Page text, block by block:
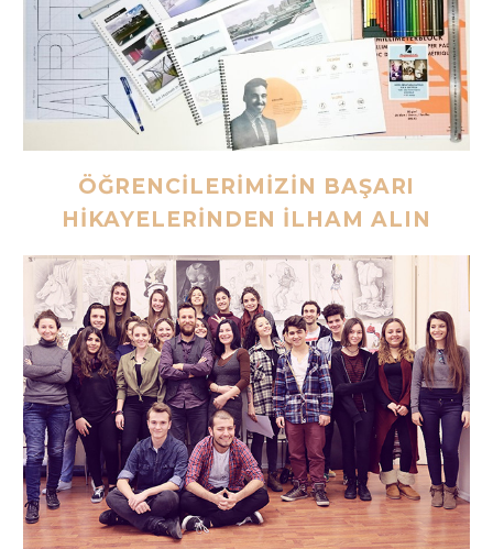
ÖĞRENCİLERİMİZİN BAŞARI
HİKAYELERİNDEN İLHAM ALIN